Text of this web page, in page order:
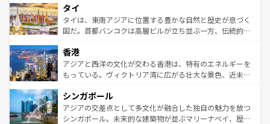
リティに包まれながら、韓国の多彩な魅力を心ゆくまで味
わってみてほしい。 なお、新着の韓国情報はコンテンツ一
覧を参照してほしい。
急速な発展と共に伝統が息づく。ハノイの古い町並みやホ
ーチミン市のフランス統治時代の建物も、独特の雰囲気を
醸し出している。また、バラエティの豊かさとおいしさで
とつ。フォーやバインミー、ベトナムコーヒーなどは、ぜ
ひ現地で味わいたい。どの地域を訪れてもあたたかい人々
が旅行者を迎えてくれるので、きっと忘れられない旅にな
参照してほしい。
タイ
タイは、東南アジアに位置する豊かな自然と歴史が息づく
国だ。首都バンコクは高層ビルが立ち並ぶ一方、伝統的な
の活気が交差している。北部ではチェンマイなどの山岳地
帯で自然と触れ合い、南部ではプーケットやクラビの美し
いビーチでリゾート気分を楽しむことができる。タイ料理
激する。気候は一年中温暖で、どの季節にも異なる楽しみ
が待っている。親しみやすいタイの人々、仏教を中心とし
た文化、そして多様な観光資源が、訪れる旅人を魅了し続
香港
アジアと西洋の文化が交わる香港は、特有のエネルギーを
もっている。ヴィクトリア湾に広がる壮大な景色、近未来
み、どこを訪れても感動するはず。観光スポットが密集し
ており、効率よく見どころを回れるのも魅力。息をのむよ
うな絶景から文化的な体験まで、香港を存分に楽しみ尽く
シンガポール
アジアの交差点として多文化が融合した独自の魅力を放つ
シンガポール。未来的な建築物が並ぶマリーナベイ、歴史